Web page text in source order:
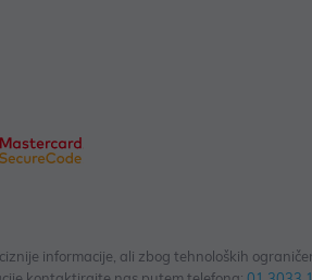
informacije, ali zbog tehnoloških